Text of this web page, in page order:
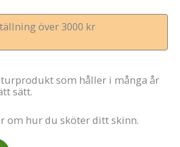
över 3000 kr
som håller i många år
sätt.
om hur du sköter ditt skinn.